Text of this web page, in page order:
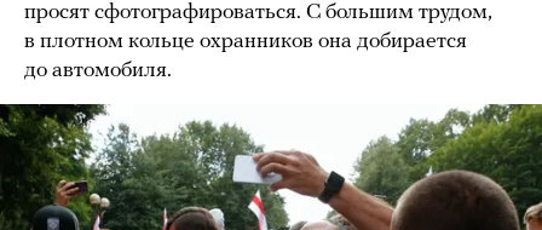
просят сфотографироваться. С большим трудом,
в плотном кольце охранников она добирается
до автомобиля.